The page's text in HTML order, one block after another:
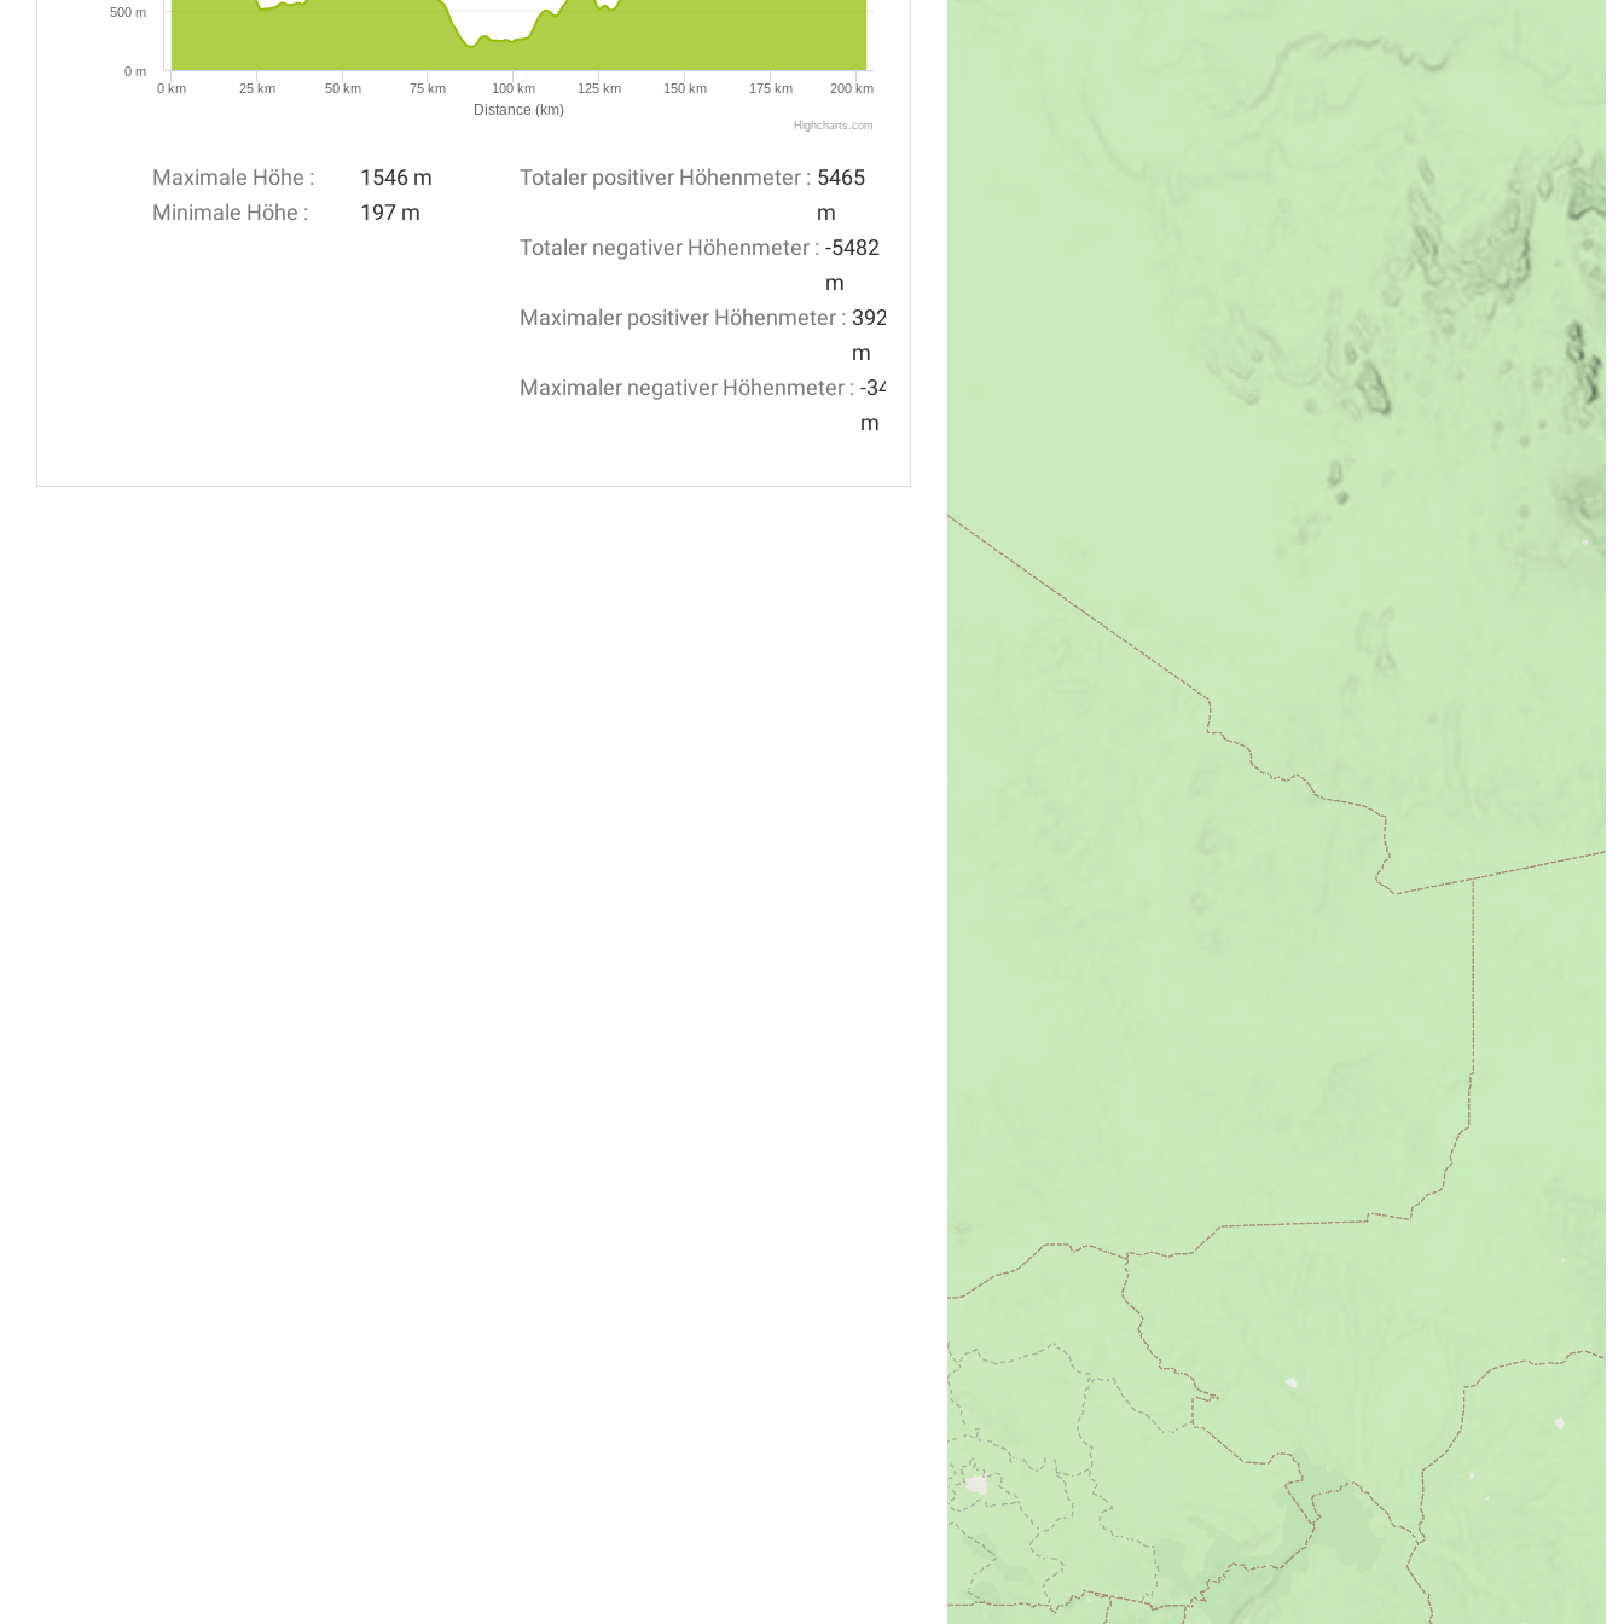
Distance (km)
0 km 25 km 50 km 75 km 100 km 125 km 150 km 175 km 200 km
0 m
500 m
Highcharts.com
Maximale Höhe :
1546 m
Minimale Höhe :
197 m
Totaler positiver Höhenmeter : 5465
m
Totaler negativer Höhenmeter : -5482
m
Maximaler positiver Höhenmeter : 392
m
Maximaler negativer Höhenmeter : -340
m